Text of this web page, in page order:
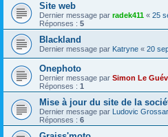
Site web
Dernier message par radek411 « 25
Réponses : 5
Blackland
Dernier message par Katryne « 20
Onephoto
Dernier message par Simon Le
Réponses : 1
Mise à jour du site de la
Dernier message par Ludovic
Réponses : 6